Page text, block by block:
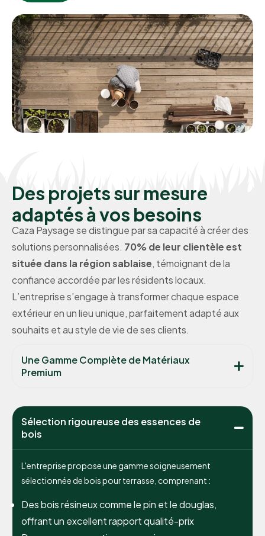
Des projets sur mesure
adaptés à vos besoins
Caza Paysage se distingue par sa capacité à créer des
solutions personnalisées. 70% de leur clientèle est
située dans la région sablaise, témoignant de la
confiance accordée par les résidents locaux.
L’entreprise s’engage à transformer chaque espace
extérieur en un lieu unique, parfaitement adapté aux
souhaits et au style de vie de ses clients.
Une Gamme Complète de Matériaux
Premium
Sélection rigoureuse des essences de
bois
L'entreprise propose une gamme soigneusement
sélectionnée de bois pour terrasse, comprenant :
Des bois résineux comme le pin et le douglas,
offrant un excellent rapport qualité-prix